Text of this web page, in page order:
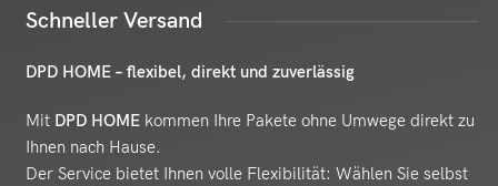
Schneller Versand
DPD HOME – flexibel, direkt und zuverlässig
Mit DPD HOME kommen Ihre Pakete ohne Umwege direkt zu
Ihnen nach Hause.
Der Service bietet Ihnen volle Flexibilität: Wählen Sie selbst